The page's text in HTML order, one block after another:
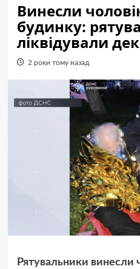
Винесли
будинку:
ліквідували
2 роки тому назад
Рятувальники винесли